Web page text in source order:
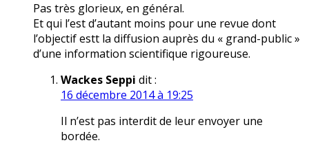
Pas très glorieux, en général.
Et qui l’est d’autant moins pour une revue dont
l’objectif estt la diffusion auprès du « grand-public »
d’une information scientifique rigoureuse.
Wackes Seppi dit :
16 décembre 2014 à 19:25
Il n’est pas interdit de leur envoyer une
bordée.